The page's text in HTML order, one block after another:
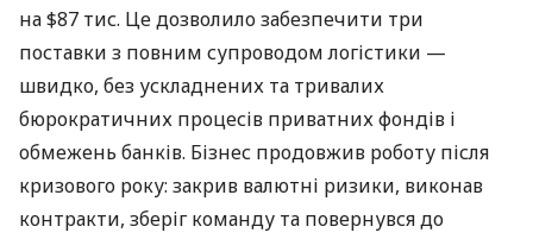
на $87 тис. Це дозволило забезпечити три
поставки з повним супроводом логістики —
швидко, без ускладнених та тривалих
бюрократичних процесів приватних фондів і
обмежень банків. Бізнес продовжив роботу після
кризового року: закрив валютні ризики, виконав
контракти, зберіг команду та повернувся до